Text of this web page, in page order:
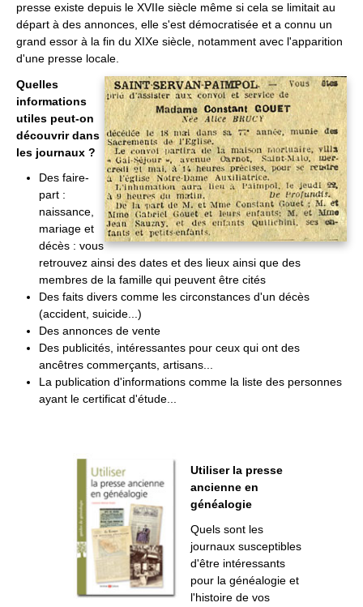
presse existe depuis le XVIIe siècle même si cela se limitait au
départ à des annonces, elle s'est démocratisée et a connu un
grand essor à la fin du XIXe siècle, notamment avec l'apparition
d'une presse locale.
Quelles
informations
utiles peut-on
découvrir dans
les journaux ?
Des faire-
part :
naissance,
mariage et
décès : vous
retrouvez ainsi des dates et des lieux ainsi que des
membres de la famille qui peuvent être cités
Des faits divers comme les circonstances d'un décès
(accident, suicide...)
Des annonces de vente
Des publicités, intéressantes pour ceux qui ont des
ancêtres commerçants, artisans...
La publication d'informations comme la liste des personnes
ayant le certificat d'étude...
Utiliser la presse
ancienne en
généalogie
Quels sont les
journaux susceptibles
d'être intéressants
pour la généalogie et
l'histoire de vos